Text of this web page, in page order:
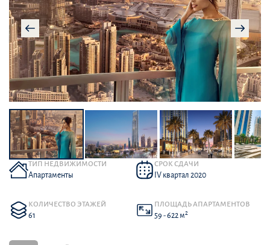
ТИП НЕДВИЖИМОСТИ
Апартаменты
СРОК СДАЧИ
IV квартал 2020
КОЛИЧЕСТВО ЭТАЖЕЙ
61
ПЛОЩАДЬ АПАРТАМЕНТОВ
59 - 622 м2